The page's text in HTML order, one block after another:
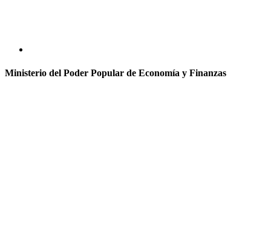
Ministerio del Poder Popular de Economía y Finanzas